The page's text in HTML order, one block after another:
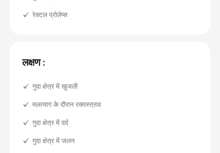
रेक्टल प्रोलेप्स
लक्षण :
गुदा क्षेत्र में खुजली
मलत्याग के दौरान रक्तस्त्राव
गुदा क्षेत्र में दर्द
गुदा क्षेत्र में जलन